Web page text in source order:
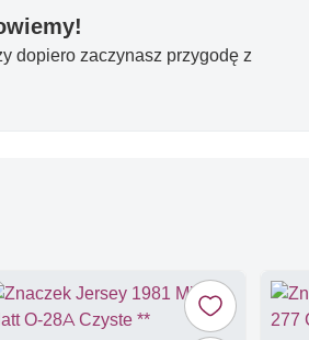
dopiero zaczynasz przygodę z